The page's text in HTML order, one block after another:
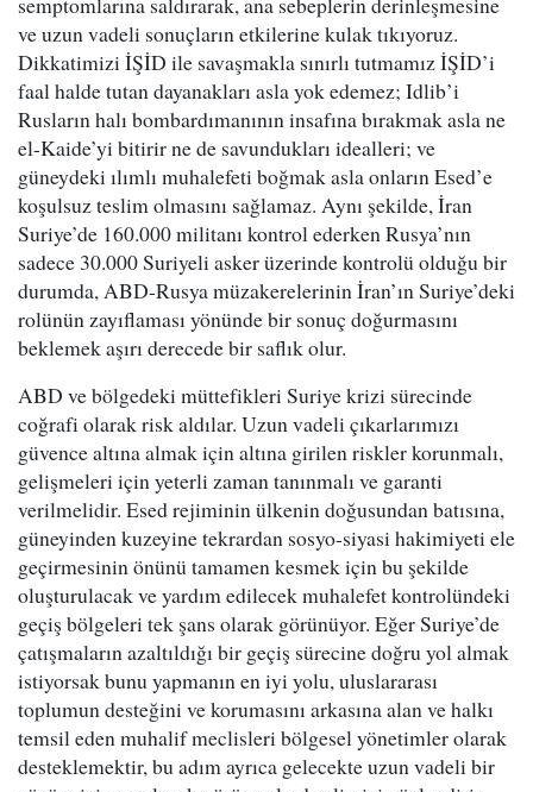
ve uzun vadeli sonuçların etkilerine kulak tıkıyoruz.
Dikkatimizi İŞİD ile savaşmakla sınırlı tutmamız İŞİD’i
faal halde tutan dayanakları asla yok edemez; Idlib’i
Rusların halı bombardımanının insafına bırakmak asla ne
el-Kaide’yi bitirir ne de savundukları idealleri; ve
güneydeki ılımlı muhalefeti boğmak asla onların Esed’e
koşulsuz teslim olmasını sağlamaz. Aynı şekilde, İran
Suriye’de 160.000 militanı kontrol ederken Rusya’nın
sadece 30.000 Suriyeli asker üzerinde kontrolü olduğu bir
durumda, ABD-Rusya müzakerelerinin İran’ın Suriye’deki
rolünün zayıflaması yönünde bir sonuç doğurmasını
beklemek aşırı derecede bir saflık olur.
ABD ve bölgedeki müttefikleri Suriye krizi sürecinde
coğrafi olarak risk aldılar. Uzun vadeli çıkarlarımızı
güvence altına almak için altına girilen riskler korunmalı,
gelişmeleri için yeterli zaman tanınmalı ve garanti
verilmelidir. Esed rejiminin ülkenin doğusundan batısına,
güneyinden kuzeyine tekrardan sosyo-siyasi hakimiyeti ele
geçirmesinin önünü tamamen kesmek için bu şekilde
oluşturulacak ve yardım edilecek muhalefet kontrolündeki
geçiş bölgeleri tek şans olarak görünüyor. Eğer Suriye’de
çatışmaların azaltıldığı bir geçiş sürecine doğru yol almak
istiyorsak bunu yapmanın en iyi yolu, uluslararası
toplumun desteğini ve korumasını arkasına alan ve halkı
temsil eden muhalif meclisleri bölgesel yönetimler olarak
desteklemektir, bu adım ayrıca gelecekte uzun vadeli bir